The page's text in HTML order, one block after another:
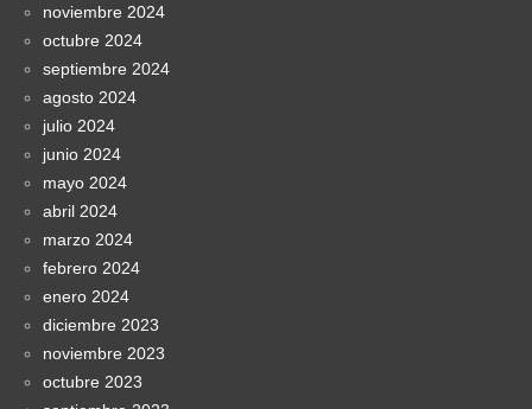
noviembre 2024
octubre 2024
septiembre 2024
agosto 2024
julio 2024
junio 2024
mayo 2024
abril 2024
marzo 2024
febrero 2024
enero 2024
diciembre 2023
noviembre 2023
octubre 2023